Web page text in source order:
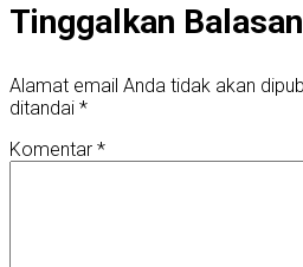
Tinggalkan Balasan
Alamat email Anda tidak akan
ditandai *
Komentar *